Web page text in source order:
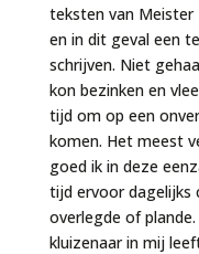
teksten van Meister
en in dit geval een
schrijven. Niet
kon bezinken en
tijd om op een
komen. Het meest
goed ik in deze
tijd ervoor dagelijks
overlegde of
kluizenaar in mij